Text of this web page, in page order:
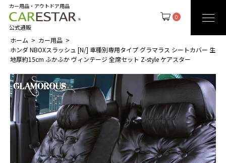
0
カー用品・アウトドア用品
公式通販
ホーム
カー用品
ホンダ NBOXスラッシュ [N/] 車種別専用タイプ グラマラス シートカバー 生
地厚約15cm ふかふか ヴィンテージ 全席セット Z-style ケアスター